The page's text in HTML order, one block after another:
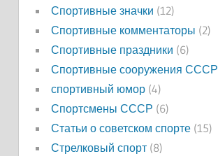
Спортивные значки (12)
Спортивные комментаторы (2)
Спортивные праздники (6)
Спортивные сооружения СССР
спортивный юмор(4)
Спортсмены СССР (6)
Статьи о советском спорте(15)
Стрелковый спорт(8)